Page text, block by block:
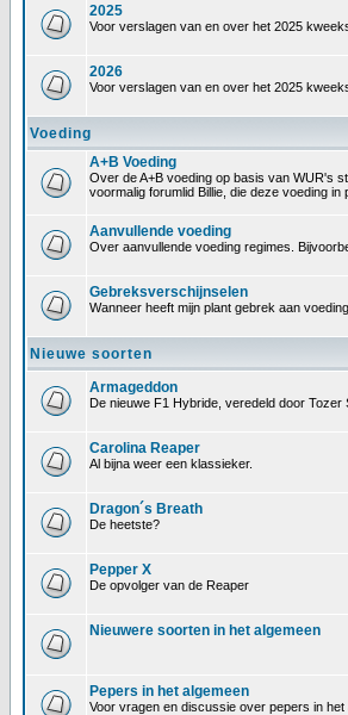
2025
Voor verslagen van en over het 2025
2026
Voor verslagen van en over het 2025
Voeding
A+B Voeding
Over de A+B voeding op basis van WUR's
voormalig forumlid Billie, die deze voeding
Aanvullende voeding
Over aanvullende voeding regimes.
Gebreksverschijnselen
Wanneer heeft mijn plant gebrek aan
Nieuwe soorten
Armageddon
De nieuwe F1 Hybride, veredeld door Tozer
Carolina Reaper
Al bijna weer een klassieker.
Dragon´s Breath
De heetste?
Pepper X
De opvolger van de Reaper
Nieuwere soorten in het algemeen
Pepers in het algemeen
Voor vragen en discussie over pepers in het